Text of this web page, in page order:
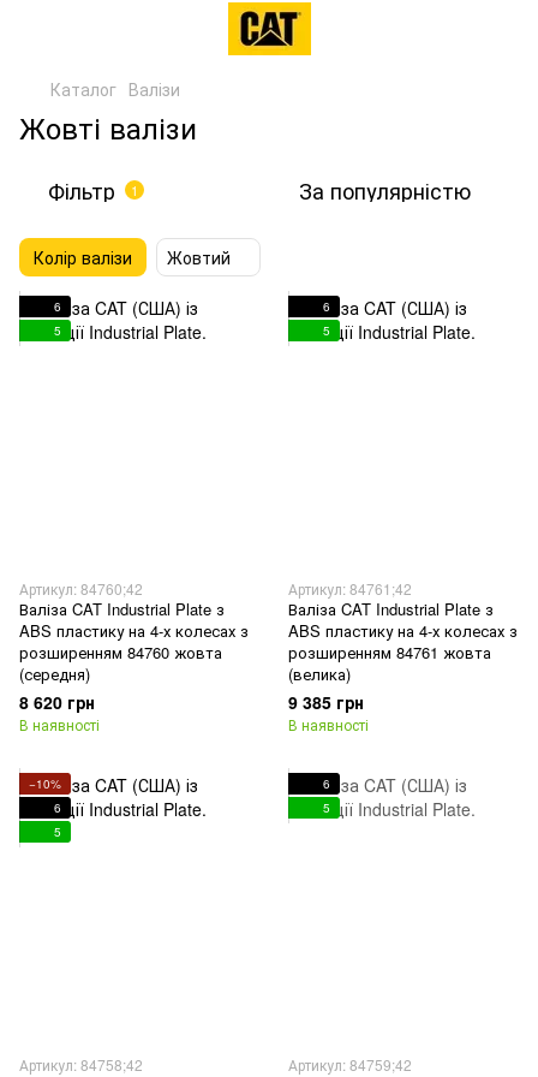
Каталог Валізи
Жовті валізи
Фільтр 1 За популярністю
Колір валізи Жовтий
6
5
Артикул: 84760;42
Валіза CAT Industrial Plate з
ABS пластику на 4-х колесах з
розширенням 84760 жовта
(середня)
8 620 грн
В наявності
6
5
Артикул: 84761;42
Валіза CAT Industrial Plate з
ABS пластику на 4-х колесах з
розширенням 84761 жовта
(велика)
9 385 грн
В наявності
−10%
6
5
Артикул: 84758;42
6
5
Артикул: 84759;42